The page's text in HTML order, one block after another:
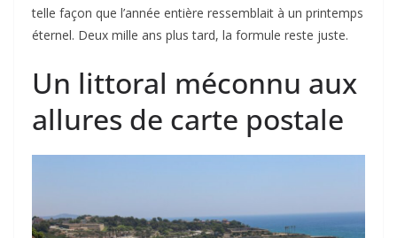
telle façon que l’année entière ressemblait à un printemps
éternel. Deux mille ans plus tard, la formule reste juste.
Un littoral méconnu aux
allures de carte postale